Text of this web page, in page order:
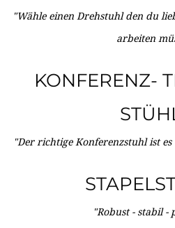
"Wähle einen Drehstuhl den du
arbeiten
KONFERENZ-
"Der richtige Konferenzstuhl ist
"Robust - stabil -